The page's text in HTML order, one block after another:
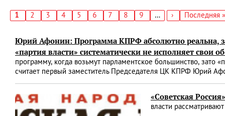
Текущая
1 Страница
2 Страница
3 Страница
4 Страница
5 Страница
6 Страница
7 Страница
8 Страница
9 …
Следующая
›
Последняя
Последняя »
Юрий Афонин: Программа КПРФ абсолютно реальна,
«партия власти» систематически не исполняет свои
программу, когда возьмут парламентское большинство, зато
считает первый заместитель Председателя ЦК КПРФ Юрий
«Советская
власти